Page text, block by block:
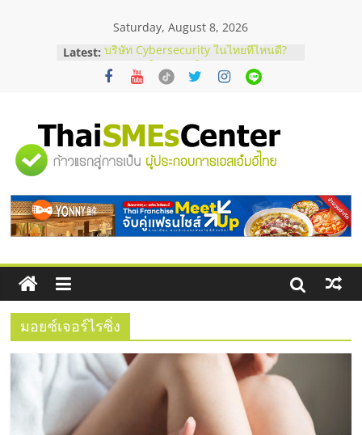
Saturday, August 8, 2026
Latest: บริษัท Cybersecurity ในไทยที่ไหนดี?
วิธีเลือกผู้ให้บริการให้คุ้มค่าและตอบ
โจทย์ธุรกิจ
สัมมนาออนไลน์ โอกาสบริหารสถานี
บริการน้ำมัน Shell
สัมมนาลงทุน แฟรนไชส์ยอนนี่
ไชส์ ครั้งที่ 8
ร้านเครื่องเสียงคุณภาพสูง พร้อม
โซลูชันระบบภาพและเสียง
"ศูนย์
รวม
ข้อมูล
ธุรกิจ
SME
แห่ง
มอยซ์เจอร์ไรซิ่ง